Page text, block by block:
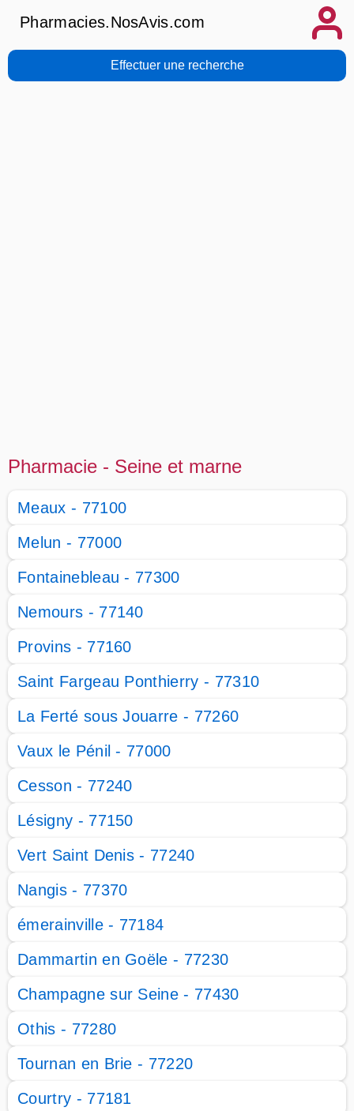
Pharmacies.NosAvis.com
Effectuer une recherche
Pharmacie - Seine et marne
Meaux - 77100
Melun - 77000
Fontainebleau - 77300
Nemours - 77140
Provins - 77160
Saint Fargeau Ponthierry - 77310
La Ferté sous Jouarre - 77260
Vaux le Pénil - 77000
Cesson - 77240
Lésigny - 77150
Vert Saint Denis - 77240
Nangis - 77370
émerainville - 77184
Dammartin en Goële - 77230
Champagne sur Seine - 77430
Othis - 77280
Tournan en Brie - 77220
Courtry - 77181